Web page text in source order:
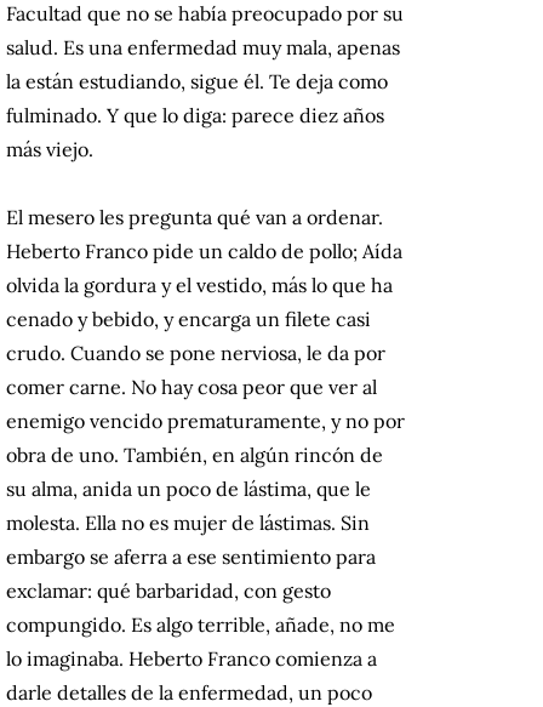
Facultad que no se había preocupado por su
salud. Es una enfermedad muy mala, apenas
la están estudiando, sigue él. Te deja como
fulminado. Y que lo diga: parece diez años
más viejo.
El mesero les pregunta qué van a ordenar.
Heberto Franco pide un caldo de pollo; Aída
olvida la gordura y el vestido, más lo que ha
cenado y bebido, y encarga un filete casi
crudo. Cuando se pone nerviosa, le da por
comer carne. No hay cosa peor que ver al
enemigo vencido prematuramente, y no por
obra de uno. También, en algún rincón de
su alma, anida un poco de lástima, que le
molesta. Ella no es mujer de lástimas. Sin
embargo se aferra a ese sentimiento para
exclamar: qué barbaridad, con gesto
compungido. Es algo terrible, añade, no me
lo imaginaba. Heberto Franco comienza a
darle detalles de la enfermedad, un poco